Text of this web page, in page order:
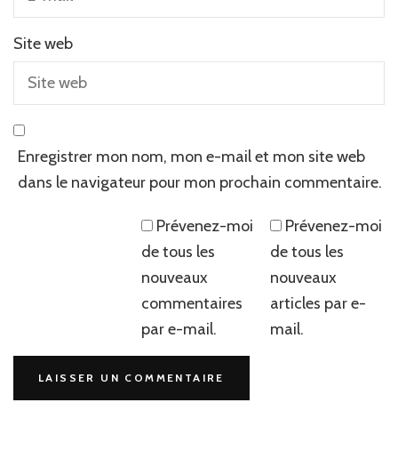
Site web
Enregistrer mon nom, mon e-mail et mon site web
dans le navigateur pour mon prochain commentaire.
Prévenez-moi
de tous les
nouveaux
commentaires
par e-mail.
Prévenez-moi
de tous les
nouveaux
articles par e-
mail.